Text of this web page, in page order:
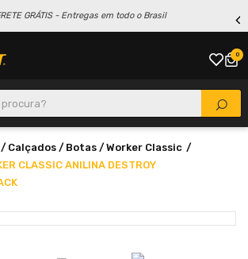
GRÁTIS - Entregas em todo o Brasil
0
Calçados Botas
Worker Classic
CLASSIC ANILINA DESTROY